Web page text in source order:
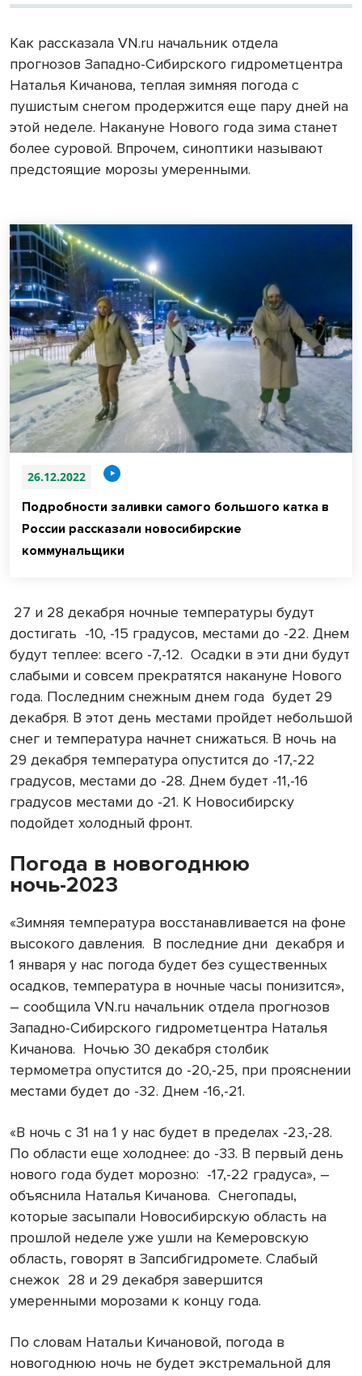
Как рассказала VN.ru начальник отдела
прогнозов Западно-Сибирского гидрометцентра
Наталья Кичанова, теплая зимняя погода с
пушистым снегом продержится еще пару дней на
этой неделе. Накануне Нового года зима станет
более суровой. Впрочем, синоптики называют
предстоящие морозы умеренными.
26.12.2022
Подробности заливки самого большого катка в
России рассказали новосибирские
коммунальщики
27 и 28 декабря ночные температуры будут
достигать -10, -15 градусов, местами до -22. Днем
будут теплее: всего -7,-12. Осадки в эти дни будут
слабыми и совсем прекратятся накануне Нового
года. Последним снежным днем года будет 29
декабря. В этот день местами пройдет небольшой
снег и температура начнет снижаться. В ночь на
29 декабря температура опустится до -17,-22
градусов, местами до -28. Днем будет -11,-16
градусов местами до -21. К Новосибирску
подойдет холодный фронт.
Погода в новогоднюю
ночь-2023
«Зимняя температура восстанавливается на фоне
высокого давления. В последние дни декабря и
1 января у нас погода будет без существенных
осадков, температура в ночные часы понизится»,
– сообщила VN.ru начальник отдела прогнозов
Западно-Сибирского гидрометцентра Наталья
Кичанова. Ночью 30 декабря столбик
термометра опустится до -20,-25, при прояснении
местами будет до -32. Днем -16,-21.
«В ночь с 31 на 1 у нас будет в пределах -23,-28.
По области еще холоднее: до -33. В первый день
нового года будет морозно: -17,-22 градуса», –
объяснила Наталья Кичанова. Снегопады,
которые засыпали Новосибирскую область на
прошлой неделе уже ушли на Кемеровскую
область, говорят в Запсибгидромете. Слабый
снежок 28 и 29 декабря завершится
умеренными морозами к концу года.
По словам Натальи Кичановой, погода в
новогоднюю ночь не будет экстремальной для